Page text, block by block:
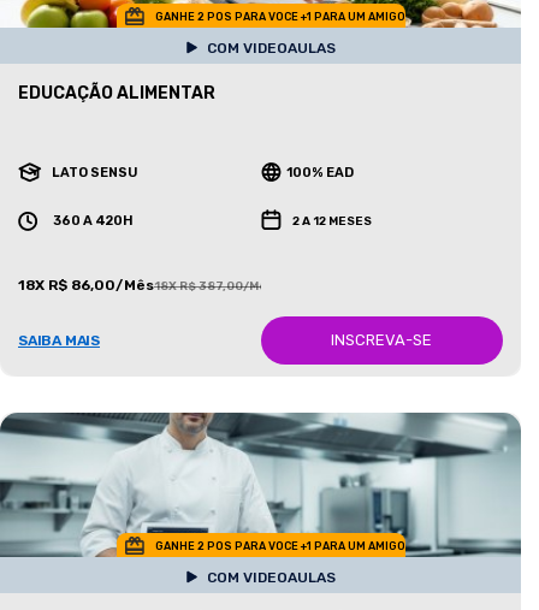
GANHE 2 POS PARA VOCE +1 PARA UM AMIGO
COM VIDEOAULAS
EDUCAÇÃO ALIMENTAR
LATO SENSU 100% EAD
360 A 420H 2 A 12 MESES
18X R$ 86,00/Mês18X R$ 387,00/Mês
SAIBA MAIS INSCREVA-SE
GANHE 2 POS PARA VOCE +1 PARA UM AMIGO
COM VIDEOAULAS